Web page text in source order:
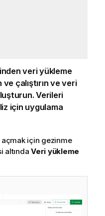
veri yükleme
çalıştırın ve veri
Verileri
için uygulama
için gezinme
altında Veri yükleme